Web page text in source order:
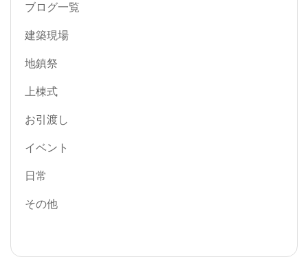
ブログ一覧
建築現場
地鎮祭
上棟式
お引渡し
イベント
日常
その他